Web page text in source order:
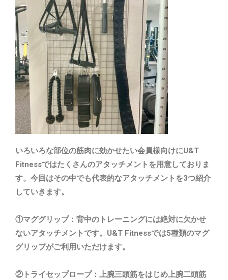
いろいろな部位の筋肉に効かせたい会員様向けにU&T
Fitnessではたくさんのアタッチメントを用意しておりま
す。今回はその中でも代表的なアタッチメントを3つ紹介
していきます。
①マググリップ：背中のトレーニングには絶対に欠かせ
ないアタッチメントです。U&T Fitnessでは5種類のマグ
グリップがご利用いただけます。
②トライセップロープ：上腕三頭筋をはじめ上腕二頭筋